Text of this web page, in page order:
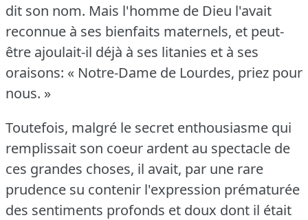
dit son nom. Mais l'homme de Dieu l'avait
reconnue à ses bienfaits maternels, et peut-
être ajoulait-il déjà à ses litanies et à ses
oraisons: « Notre-Dame de Lourdes, priez pour
nous. »
Toutefois, malgré le secret enthousiasme qui
remplissait son coeur ardent au spectacle de
ces grandes choses, il avait, par une rare
prudence su contenir l'expression prématurée
des sentiments profonds et doux dont il était